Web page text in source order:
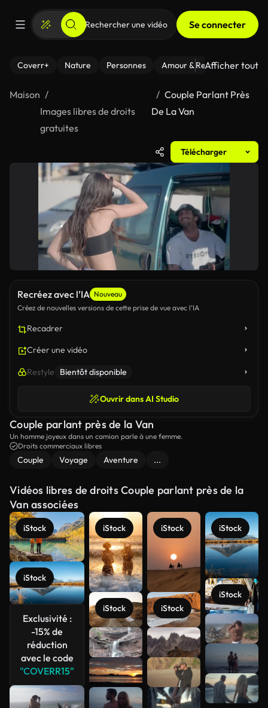
Se connecter
Coverr+ Nature Personnes Amour & Relations Le
Afficher tout
Maison
Images libres de droits
gratuites
Couple Parlant Près
De La Van
Télécharger
Recréez avec l’IA Nouveau
Créez de nouvelles versions de cette prise de vue avec l’IA
Recadrer
Créer une vidéo
Restyle Bientôt disponible
Ouvrir dans AI Studio
Couple parlant près de la Van
Un homme joyeux dans un camion parle à une femme.
Droits commerciaux libres
Couple Voyage Aventure ...
Vidéos libres de droits Couple parlant près de la
Van associées
iStock
iStock
Exclusivité :
-15% de
réduction
avec le code
"COVERR15"
iStock
iStock
iStock
iStock
iStock
iStock
Voir plus